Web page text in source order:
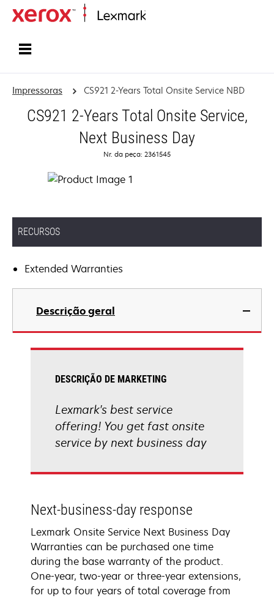
Impressoras CS921 2-Years Total Onsite Service NBD
CS921 2-Years Total Onsite Service,
Next Business Day
Nr. da peça: 2361545
RECURSOS
Extended Warranties
Descrição geral
DESCRIÇÃO DE MARKETING
Lexmark's best service
offering! You get fast onsite
service by next business day
Next-business-day response
Lexmark Onsite Service Next Business Day
Warranties can be purchased one time
during the base warranty of the product.
One-year, two-year or three-year extensions,
for up to four years of total coverage from